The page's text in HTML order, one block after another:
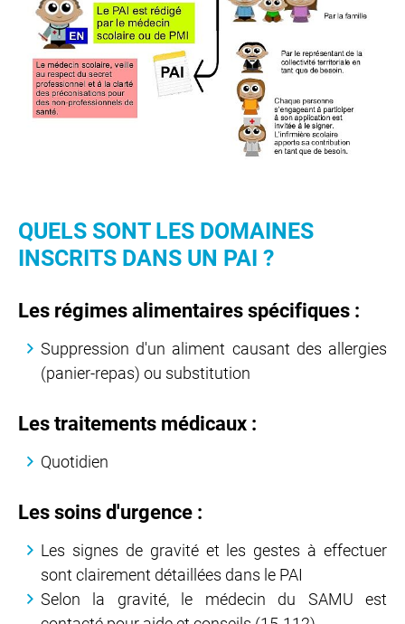
QUELS SONT LES DOMAINES
INSCRITS DANS UN PAI ?
Les régimes alimentaires spécifiques :
Suppression d'un aliment causant des allergies
(panier-repas) ou substitution
Les traitements médicaux :
Quotidien
Les soins d'urgence :
Les signes de gravité et les gestes à effectuer
sont clairement détaillées dans le PAI
Selon la gravité, le médecin du SAMU est